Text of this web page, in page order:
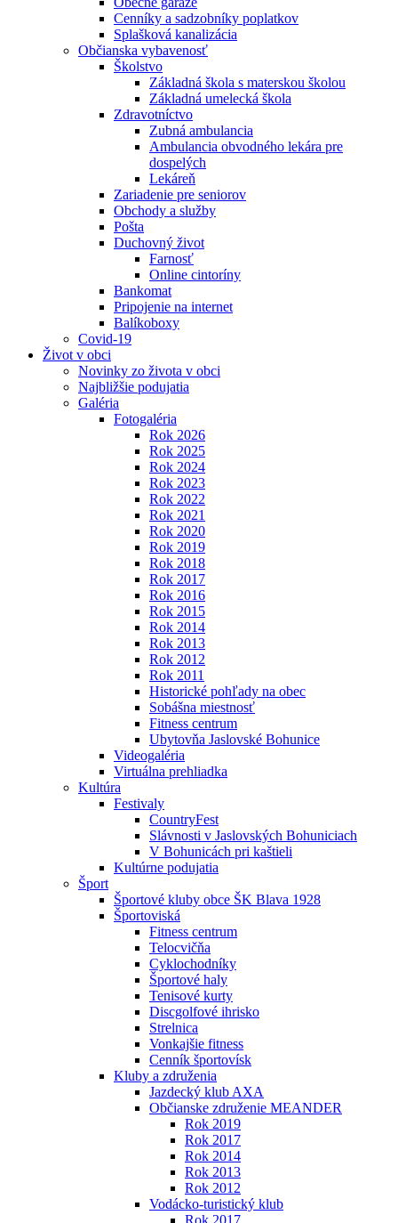
Cenníky a sadzobníky poplatkov
Splašková kanalizácia
Občianska vybavenosť
Školstvo
Základná škola s materskou školou
Základná umelecká škola
Zdravotníctvo
Zubná ambulancia
Ambulancia obvodného lekára pre
dospelých
Lekáreň
Zariadenie pre seniorov
Obchody a služby
Pošta
Duchovný život
Farnosť
Online cintoríny
Bankomat
Pripojenie na internet
Balíkoboxy
Covid-19
Život v obci
Novinky zo života v obci
Najbližšie podujatia
Galéria
Fotogaléria
Rok 2026
Rok 2025
Rok 2024
Rok 2023
Rok 2022
Rok 2021
Rok 2020
Rok 2019
Rok 2018
Rok 2017
Rok 2016
Rok 2015
Rok 2014
Rok 2013
Rok 2012
Rok 2011
Historické pohľady na obec
Sobášna miestnosť
Fitness centrum
Ubytovňa Jaslovské Bohunice
Videogaléria
Virtuálna prehliadka
Kultúra
Festivaly
CountryFest
Slávnosti v Jaslovských Bohuniciach
V Bohunicách pri kaštieli
Kultúrne podujatia
Šport
Športové kluby obce ŠK Blava 1928
Športoviská
Fitness centrum
Telocvičňa
Cyklochodníky
Športové haly
Tenisové kurty
Discgolfové ihrisko
Strelnica
Vonkajšie fitness
Cenník športovísk
Kluby a združenia
Jazdecký klub AXA
Občianske združenie MEANDER
Rok 2019
Rok 2017
Rok 2014
Rok 2013
Rok 2012
Vodácko-turistický klub
Rok 2017